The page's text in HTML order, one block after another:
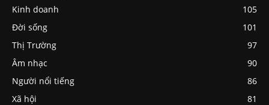
Kinh doanh
105
Đời sống
101
Thị Trường
97
Âm nhạc
90
Người nổi tiếng
86
Xã hội
81